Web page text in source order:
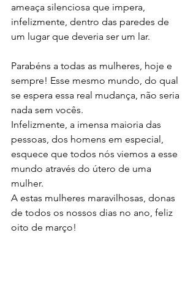
ameaça silenciosa que impera,
infelizmente, dentro das paredes de
um lugar que deveria ser um lar.
Parabéns a todas as mulheres, hoje e
sempre! Esse mesmo mundo, do qual
se espera essa real mudança, não seria
nada sem vocês.
Infelizmente, a imensa maioria das
pessoas, dos homens em especial,
esquece que todos nós viemos a esse
mundo através do útero de uma
mulher.
A estas mulheres maravilhosas, donas
de todos os nossos dias no ano, feliz
oito de março!